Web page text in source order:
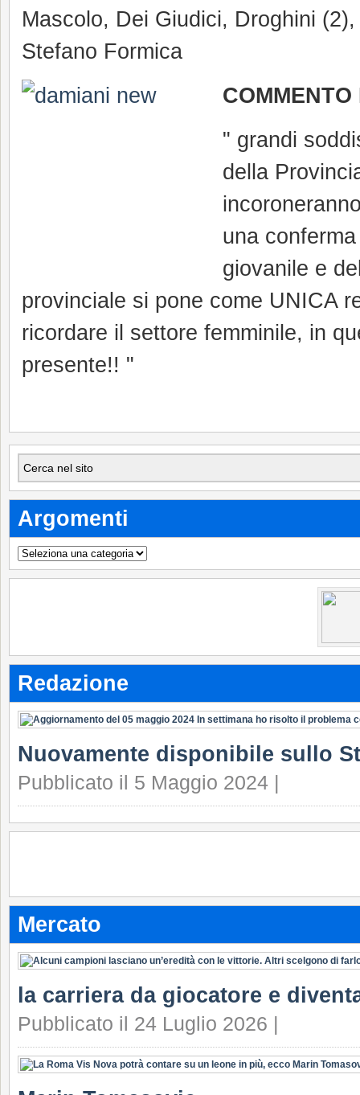
Mascolo, Dei Giudici, Droghini
Stefano Formica
" grandi
della
una
giovanile e
provinciale si pone come UNICA
ricordare il settore femminile, in
presente!! "
Argomenti
Argomenti
Redazione
Nuovamente disponibile sullo
Pubblicato il 5 Maggio 2024 |
Mercato
la carriera da giocatore e
Pubblicato il 24 Luglio 2026 |